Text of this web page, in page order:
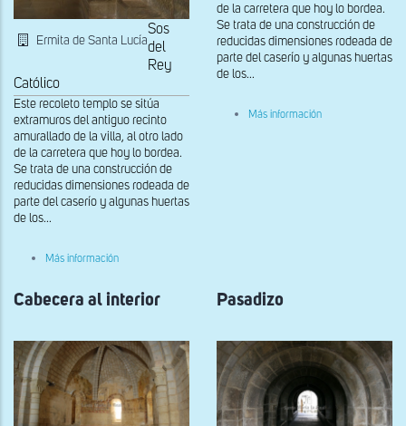
Ermita de Santa Lucía
Sos
del
Rey
Católico
Este recoleto templo se sitúa
extramuros del antiguo recinto
amurallado de la villa, al otro lado
de la carretera que hoy lo bordea.
Se trata de una construcción de
reducidas dimensiones rodeada de
parte del caserío y algunas huertas
de los...
Más información
la
de la carretera que hoy lo bordea.
Se trata de una construcción de
reducidas dimensiones rodeada de
parte del caserío y algunas huertas
de los...
Más información
Cabecera al interior Pasadizo